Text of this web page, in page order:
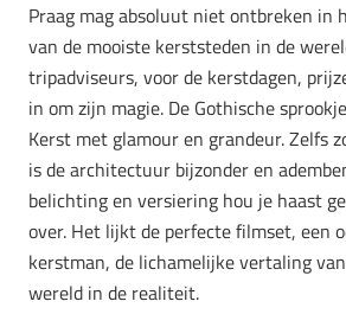
Praag mag absoluut niet ontbreken in
van de mooiste kerststeden in de
tripadviseurs, voor de kerstdagen,
in om zijn magie. De Gothische
Kerst met glamour en grandeur. Zelfs
is de architectuur bijzonder en
belichting en versiering hou je haast
over. Het lijkt de perfecte filmset, een
kerstman, de lichamelijke vertaling
wereld in de realiteit.